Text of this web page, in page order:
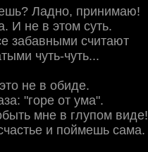
Ладно, принимаю!
И не в этом суть.
забавными считают
чуть-чуть...
не в обиде.
"горе от ума".
мне в глупом виде!
и поймешь сама.